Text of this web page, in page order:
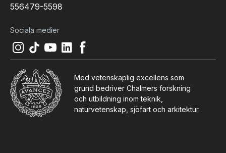
556479-5598
Sociala medier
Instagram
(Öppnas i ny flik)
Tiktok
(Öppnas i ny flik
Youtube
(Öppnas i ny flik
LinkedIn
(Öppnas i ny flik
Facebook
(
Med vetenskaplig excellens som
grund bedriver Chalmers forskning
och utbildning inom teknik,
naturvetenskap, sjöfart och arkitektur.